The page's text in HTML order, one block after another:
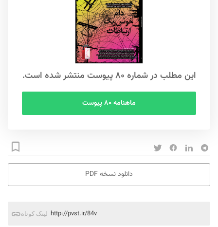
این مطلب در شماره ۸۰ پیوست منتشر شده است.
ماهنامه ۸۰ پیوست
دانلود نسخه PDF
لینک کوتاه http://pvst.ir/84v